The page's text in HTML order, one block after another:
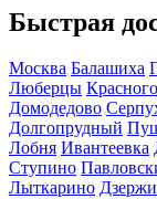
Быстрая
Москва Балашиха
Люберцы
Домодедово
Долгопрудный
Лобня Ивантеевка
Ступино
Лыткарино